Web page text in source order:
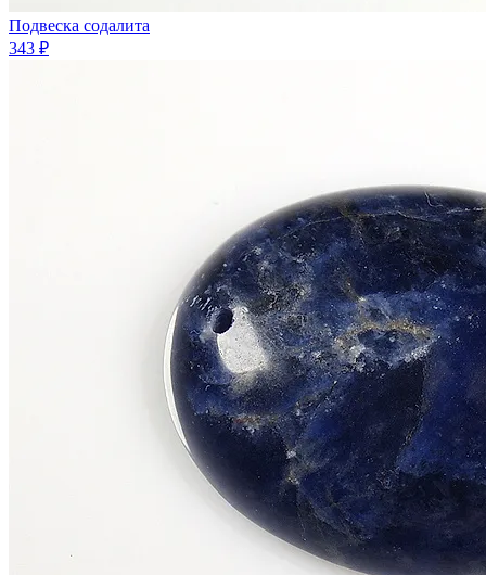
Подвеска содалита
343 ₽